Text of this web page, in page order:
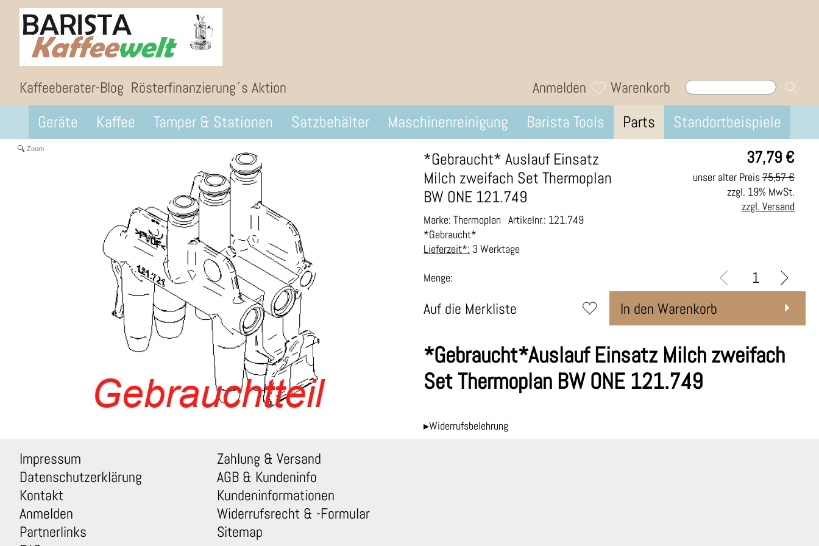
Kaffeeberater-Blog Rösterfinanzierung´s Aktion Anmelden Warenkorb
Geräte Kaffee Tamper & Stationen Satzbehälter Maschinenreinigung Barista Tools Parts Standortbeispiele
Zoom 37,79 €
*Gebraucht* Auslauf Einsatz
Milch zweifach Set Thermoplan
BW ONE 121.749
Marke: Thermoplan Artikelnr.: 121.749
*Gebraucht*
Lieferzeit*: 3 Werktage
unser alter Preis75,57 €
zzgl. 19% MwSt.
zzgl. Versand
Menge:
Auf die Merkliste In den Warenkorb
*Gebraucht*Auslauf Einsatz Milch zweifach
Set Thermoplan BW ONE 121.749
▸Widerrufsbelehrung
Impressum
Datenschutzerklärung
Kontakt
Anmelden
Partnerlinks
Zahlung & Versand
AGB & Kundeninfo
Kundeninformationen
Widerrufsrecht & -Formular
Sitemap